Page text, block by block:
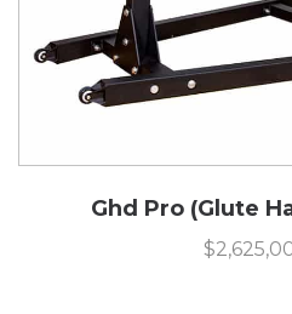
Ghd Pro (Glute
$